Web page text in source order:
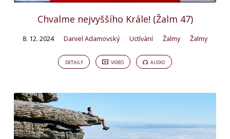
Chvalme nejvyššího Krále! (Žalm 47)
8. 12. 2024 Daniel Adamovský Uctívání Žalmy Žalmy
DETAILY VIDEO AUDIO